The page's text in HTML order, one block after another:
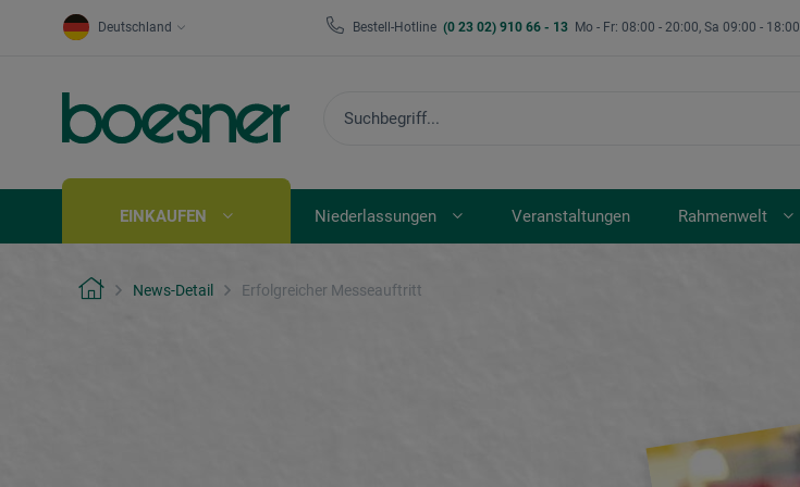
Deutschland Bestell-Hotline (0 23 02) 910 66 - 13 Mo - Fr: 08:00 - 20:00, Sa 09:00 - 18:00
EINKAUFEN Niederlassungen Veranstaltungen Rahmenwelt
News-Detail Erfolgreicher Messeauftritt